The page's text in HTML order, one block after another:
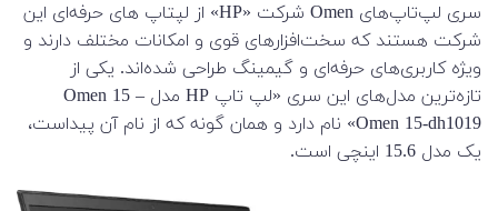
سری لپ‌تاپ‌های Omen شرکت «HP» از لپتاپ های حرفه‌ای این
شرکت هستند که سخت‌افزارهای قوی و امکانات مختلف دارند و
ویژه کاربری‌های حرفه‌ای و گیمینگ طراحی شده‌اند. یکی از
تازه‌ترین مدل‌های این سری «لپ تاپ HP مدل Omen 15 –
Omen 15-dh1019» نام دارد و همان گونه که از نام آن پیداست،
یک مدل 15.6 اینچی است.